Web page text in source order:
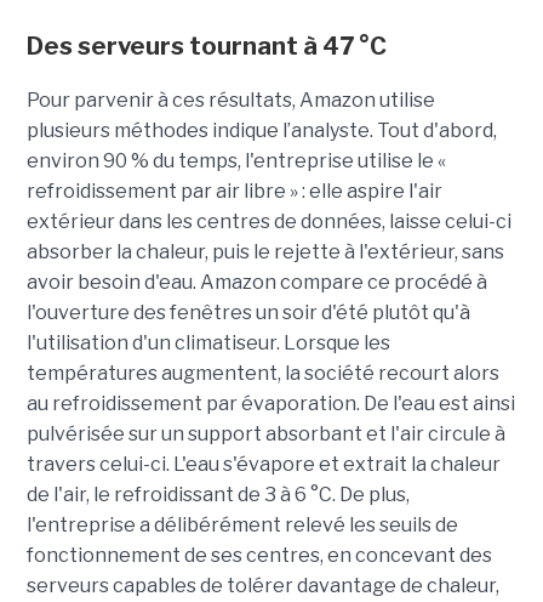
Des serveurs tournant à 47 °C
Pour parvenir à ces résultats, Amazon utilise
plusieurs méthodes indique l’analyste. Tout d'abord,
environ 90 % du temps, l'entreprise utilise le «
refroidissement par air libre » : elle aspire l'air
extérieur dans les centres de données, laisse celui-ci
absorber la chaleur, puis le rejette à l'extérieur, sans
avoir besoin d'eau. Amazon compare ce procédé à
l'ouverture des fenêtres un soir d'été plutôt qu'à
l'utilisation d'un climatiseur. Lorsque les
températures augmentent, la société recourt alors
au refroidissement par évaporation. De l'eau est ainsi
pulvérisée sur un support absorbant et l'air circule à
travers celui-ci. L'eau s'évapore et extrait la chaleur
de l'air, le refroidissant de 3 à 6 °C. De plus,
l'entreprise a délibérément relevé les seuils de
fonctionnement de ses centres, en concevant des
serveurs capables de tolérer davantage de chaleur,